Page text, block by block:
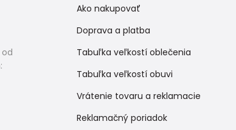
Ako nakupovať
Doprava a platba
Tabuľka veľkostí oblečenia
Tabuľka veľkostí obuvi
Vrátenie tovaru a reklamacie
Reklamačný poriadok